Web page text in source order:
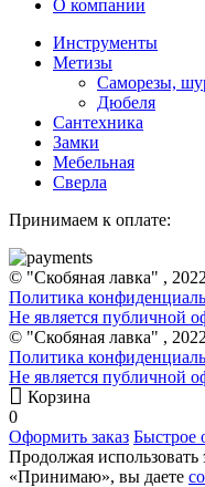
О компании
Инструменты
Метизы
Саморезы,
Дюбеля
Сантехника
Замки
Мебельная
Сверла
Принимаем к оплате:
© "Скобяная лавка" ,
Политика
Не является публичной
© "Скобяная лавка" ,
Политика
Не является публичной
Корзина
0
Оформить заказ Быстрое
Продолжая
«Принимаю», вы даете